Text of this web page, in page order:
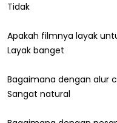
Tidak
Apakah filmnya layak
Layak banget
Bagaimana dengan alur
Sangat natural